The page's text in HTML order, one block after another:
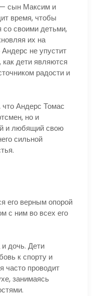
сын Максим и
время, чтобы
со своими детьми,
их на
не упустит
как дети являются
радости и
Андерс Томас
но и
и любящий свою
сильной
его верным опорой
с ним во всех его
дочь. Дети
к спорту и
часто проводит
занимаясь